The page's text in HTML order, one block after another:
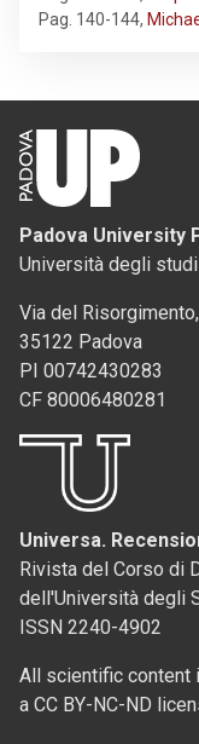
Pag. 140-144,
Padova University
Università degli
Via del
35122 Padova
PI 00742430283
CF 80006480281
Universa.
Rivista del Corso di
dell'Università degli
ISSN 2240-4902
All scientific content
a CC BY-NC-ND